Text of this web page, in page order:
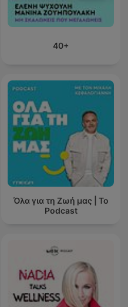
40+
Όλα για τη Ζωή μας | Το
Podcast